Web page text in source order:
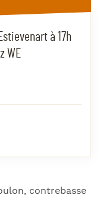
contrebasse
à 17h
WE